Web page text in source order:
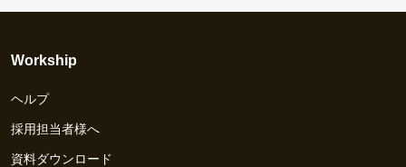
Workship
ヘルプ
採用担当者様へ
資料ダウンロード